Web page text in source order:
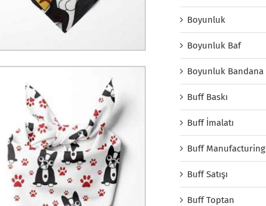
Boyunluk
Boyunluk Baf
Boyunluk Bandana
Buff Baskı
Buff İmalatı
Buff Manufacturing
Buff Satışı
Buff Toptan